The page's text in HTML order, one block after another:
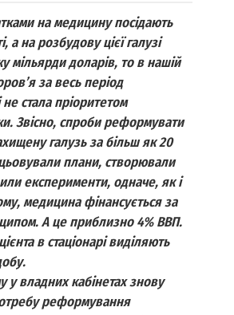
на медицину посідають
а на розбудову цієї галузі
мільярди доларів, то в нашій
за весь період
не стала пріоритетом
Звісно, спроби реформувати
галузь за більш як 20
плани, створювали
експерименти, одначе, як і
медицина фінансується за
А це приблизно 4% ВВП.
в стаціонарі виділяють
у владних кабінетах знову
реформування